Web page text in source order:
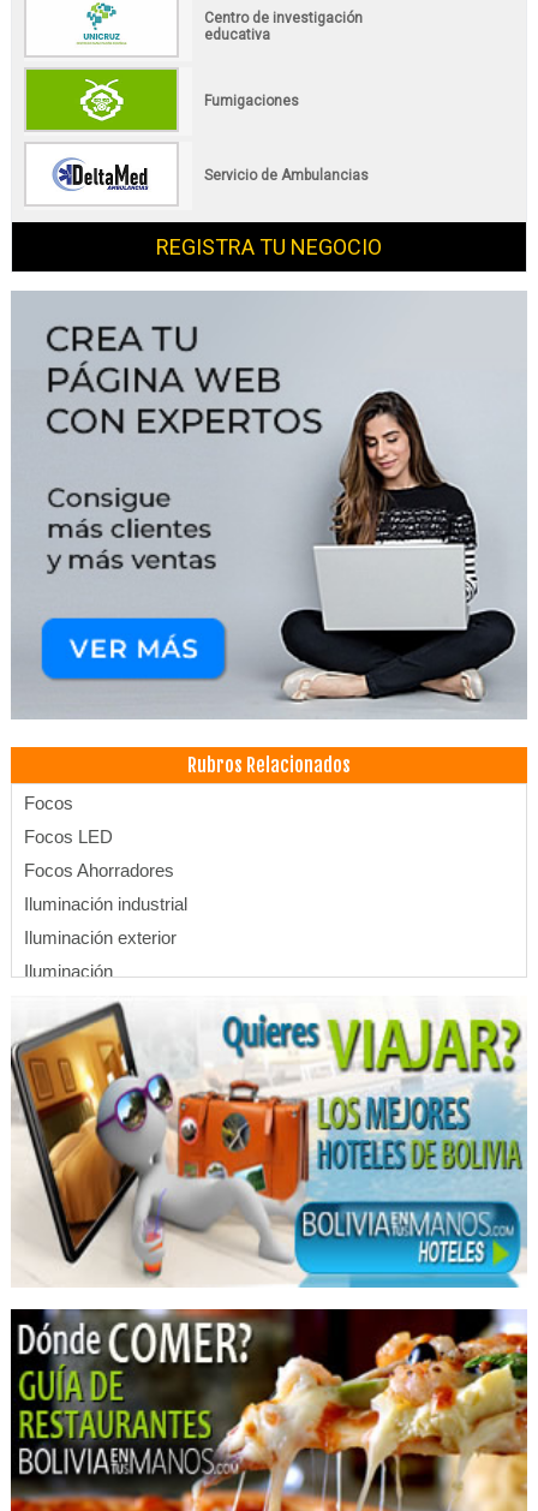
Centro de investigación
educativa
Fumigaciones
Servicio de Ambulancias
REGISTRA TU NEGOCIO
Rubros Relacionados
Focos
Focos LED
Focos Ahorradores
Iluminación industrial
Iluminación exterior
Iluminación
Industrias: Instalación y Montaje
Luminarias
Luminarias LED
Lámparas
Luces de Emergencia
Placas
Reflectores LED
Reflectores
Sistema de iluminación
Restaurantes: Comida Brasileña
Restaurantes
Radiotaxis
Radio Móvil
Taxi
Taxi aeropuerto